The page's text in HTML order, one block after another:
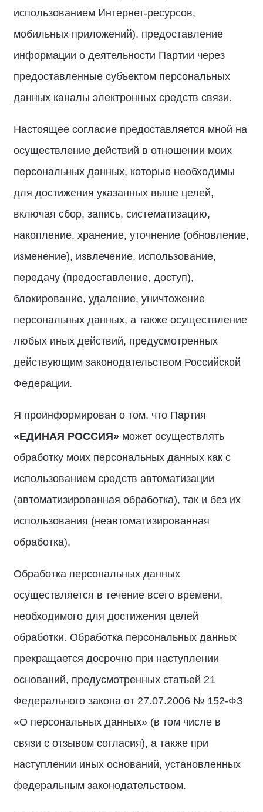
использованием Интернет-ресурсов,
мобильных приложений), предоставление
информации о деятельности Партии через
предоставленные субъектом персональных
данных каналы электронных средств связи.
Настоящее согласие предоставляется мной на
осуществление действий в отношении моих
персональных данных, которые необходимы
для достижения указанных выше целей,
включая сбор, запись, систематизацию,
накопление, хранение, уточнение (обновление,
изменение), извлечение, использование,
передачу (предоставление, доступ),
блокирование, удаление, уничтожение
персональных данных, а также осуществление
любых иных действий, предусмотренных
действующим законодательством Российской
Федерации.
Я проинформирован о том, что Партия
«ЕДИНАЯ РОССИЯ» может осуществлять
обработку моих персональных данных как с
использованием средств автоматизации
(автоматизированная обработка), так и без их
использования (неавтоматизированная
обработка).
Обработка персональных данных
осуществляется в течение всего времени,
необходимого для достижения целей
обработки. Обработка персональных данных
прекращается досрочно при наступлении
оснований, предусмотренных статьей 21
Федерального закона от 27.07.2006 № 152-ФЗ
«О персональных данных» (в том числе в
связи с отзывом согласия), а также при
наступлении иных оснований, установленных
федеральным законодательством.